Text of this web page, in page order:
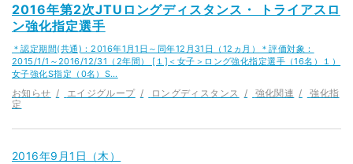
2016年第2次JTUロングディスタンス・ トライアスロ
ン強化指定選手
＊認定期間(共通)：2016年1月1日～同年12月31日（12ヵ月）＊評価対象：
2015/1/1～2016/12/31（2年間） [１]＜女子＞ロング強化指定選手（16名）１）
女子強化S指定（0名）S…
お知らせ エイジグループ ロングディスタンス 強化関連
強化指
定
2016年9月1日（木）